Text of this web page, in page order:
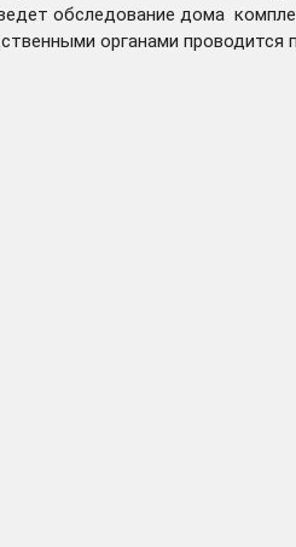
обследование дома
органами проводится